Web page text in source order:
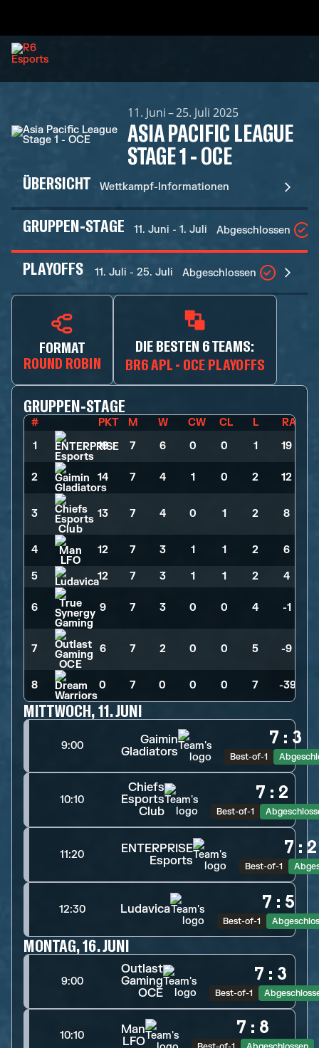
11. Juni – 25. Juli 2025
ASIA PACIFIC LEAGUE
STAGE 1 - OCE
ÜBERSICHT Wettkampf-Informationen
GRUPPEN-STAGE 11. Juni - 1. Juli Abgeschlossen
PLAYOFFS 11. Juli - 25. Juli Abgeschlossen
FORMAT
ROUND ROBIN
DIE BESTEN 6 TEAMS:
BR6 APL - OCE PLAYOFFS
GRUPPEN-STAGE
# PKT M W CW CL L
RA
1
18 > 7 6 0 0 1 19
2 14 7 4 1 0 2 12
3 13 7 4 0 1 2 8
4 12 7 3 1 1 2 6
5 12 7 3 1 1 2 4
6 9 7 3 0 0 4 -1
7 6 7 2 0 0 5 -9
8 0 7 0 0 0 7 -39
MITTWOCH, 11. JUNI
9:00
Gaimin
Gladiators
7 : 3
Best-of-1
10:10
Chiefs
Esports
Club
7 : 2
Best-of-1
11:20
ENTERPRISE
Esports
7 : 2
Best-of-1
12:30 Ludavica 7 : 5
Best-of-1
MONTAG, 16. JUNI
9:00
Outlast
Gaming
OCE
7 : 3
Best-of-1
10:10
Man
LFO
7 : 8